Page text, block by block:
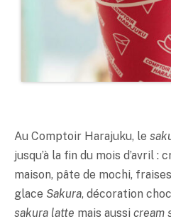
Au Comptoir Harajuku, le
jusqu’à la fin du mois d’avril :
maison, pâte de mochi,
glace Sakura, décoration
sakura latte mais aussi cream